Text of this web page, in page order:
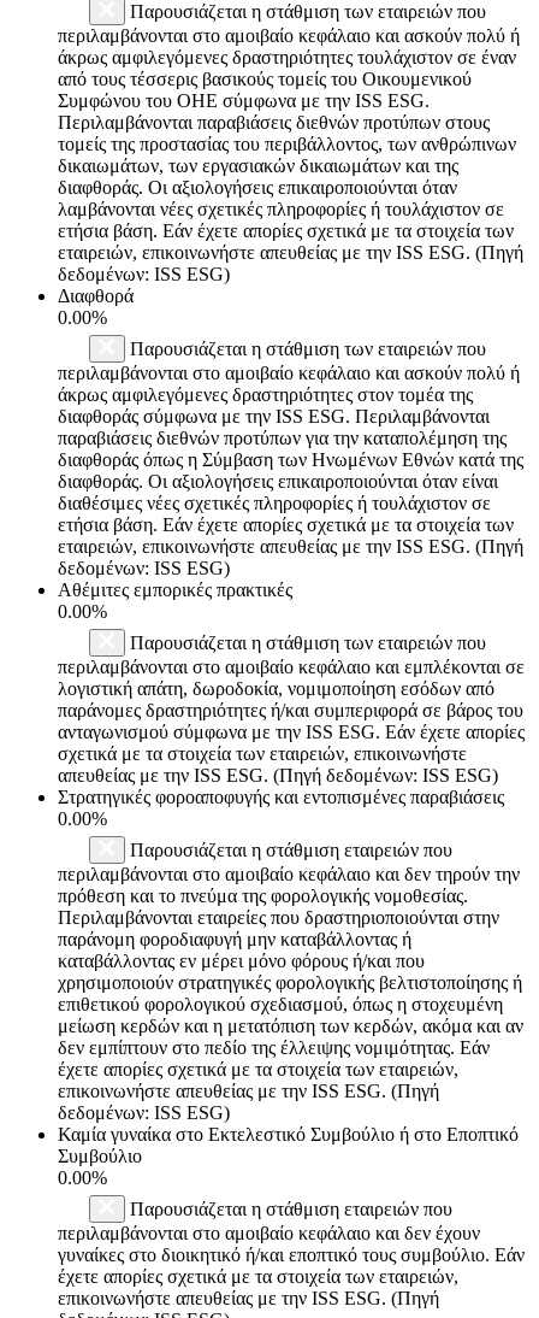
Παρουσιάζεται η στάθμιση των εταιρειών που
περιλαμβάνονται στο αμοιβαίο κεφάλαιο και ασκούν πολύ ή
άκρως αμφιλεγόμενες δραστηριότητες τουλάχιστον σε έναν
από τους τέσσερις βασικούς τομείς του Οικουμενικού
Συμφώνου του ΟΗΕ σύμφωνα με την ISS ESG.
Περιλαμβάνονται παραβιάσεις διεθνών προτύπων στους
τομείς της προστασίας του περιβάλλοντος, των ανθρώπινων
δικαιωμάτων, των εργασιακών δικαιωμάτων και της
διαφθοράς. Οι αξιολογήσεις επικαιροποιούνται όταν
λαμβάνονται νέες σχετικές πληροφορίες ή τουλάχιστον σε
ετήσια βάση. Εάν έχετε απορίες σχετικά με τα στοιχεία των
εταιρειών, επικοινωνήστε απευθείας με την ISS ESG. (Πηγή
δεδομένων: ISS ESG)
Διαφθορά
0.00%
Παρουσιάζεται η στάθμιση των εταιρειών που
περιλαμβάνονται στο αμοιβαίο κεφάλαιο και ασκούν πολύ ή
άκρως αμφιλεγόμενες δραστηριότητες στον τομέα της
διαφθοράς σύμφωνα με την ISS ESG. Περιλαμβάνονται
παραβιάσεις διεθνών προτύπων για την καταπολέμηση της
διαφθοράς όπως η Σύμβαση των Ηνωμένων Εθνών κατά της
διαφθοράς. Οι αξιολογήσεις επικαιροποιούνται όταν είναι
διαθέσιμες νέες σχετικές πληροφορίες ή τουλάχιστον σε
ετήσια βάση. Εάν έχετε απορίες σχετικά με τα στοιχεία των
εταιρειών, επικοινωνήστε απευθείας με την ISS ESG. (Πηγή
δεδομένων: ISS ESG)
Αθέμιτες εμπορικές πρακτικές
0.00%
Παρουσιάζεται η στάθμιση των εταιρειών που
περιλαμβάνονται στο αμοιβαίο κεφάλαιο και εμπλέκονται σε
λογιστική απάτη, δωροδοκία, νομιμοποίηση εσόδων από
παράνομες δραστηριότητες ή/και συμπεριφορά σε βάρος του
ανταγωνισμού σύμφωνα με την ISS ESG. Εάν έχετε απορίες
σχετικά με τα στοιχεία των εταιρειών, επικοινωνήστε
απευθείας με την ISS ESG. (Πηγή δεδομένων: ISS ESG)
Στρατηγικές φοροαποφυγής και εντοπισμένες παραβιάσεις
0.00%
Παρουσιάζεται η στάθμιση εταιρειών που
περιλαμβάνονται στο αμοιβαίο κεφάλαιο και δεν τηρούν την
πρόθεση και το πνεύμα της φορολογικής νομοθεσίας.
Περιλαμβάνονται εταιρείες που δραστηριοποιούνται στην
παράνομη φοροδιαφυγή μην καταβάλλοντας ή
καταβάλλοντας εν μέρει μόνο φόρους ή/και που
χρησιμοποιούν στρατηγικές φορολογικής βελτιστοποίησης ή
επιθετικού φορολογικού σχεδιασμού, όπως η στοχευμένη
μείωση κερδών και η μετατόπιση των κερδών, ακόμα και αν
δεν εμπίπτουν στο πεδίο της έλλειψης νομιμότητας. Εάν
έχετε απορίες σχετικά με τα στοιχεία των εταιρειών,
επικοινωνήστε απευθείας με την ISS ESG. (Πηγή
δεδομένων: ISS ESG)
Καμία γυναίκα στο Εκτελεστικό Συμβούλιο ή στο Εποπτικό
Συμβούλιο
0.00%
Παρουσιάζεται η στάθμιση εταιρειών που
περιλαμβάνονται στο αμοιβαίο κεφάλαιο και δεν έχουν
γυναίκες στο διοικητικό ή/και εποπτικό τους συμβούλιο. Εάν
έχετε απορίες σχετικά με τα στοιχεία των εταιρειών,
επικοινωνήστε απευθείας με την ISS ESG. (Πηγή